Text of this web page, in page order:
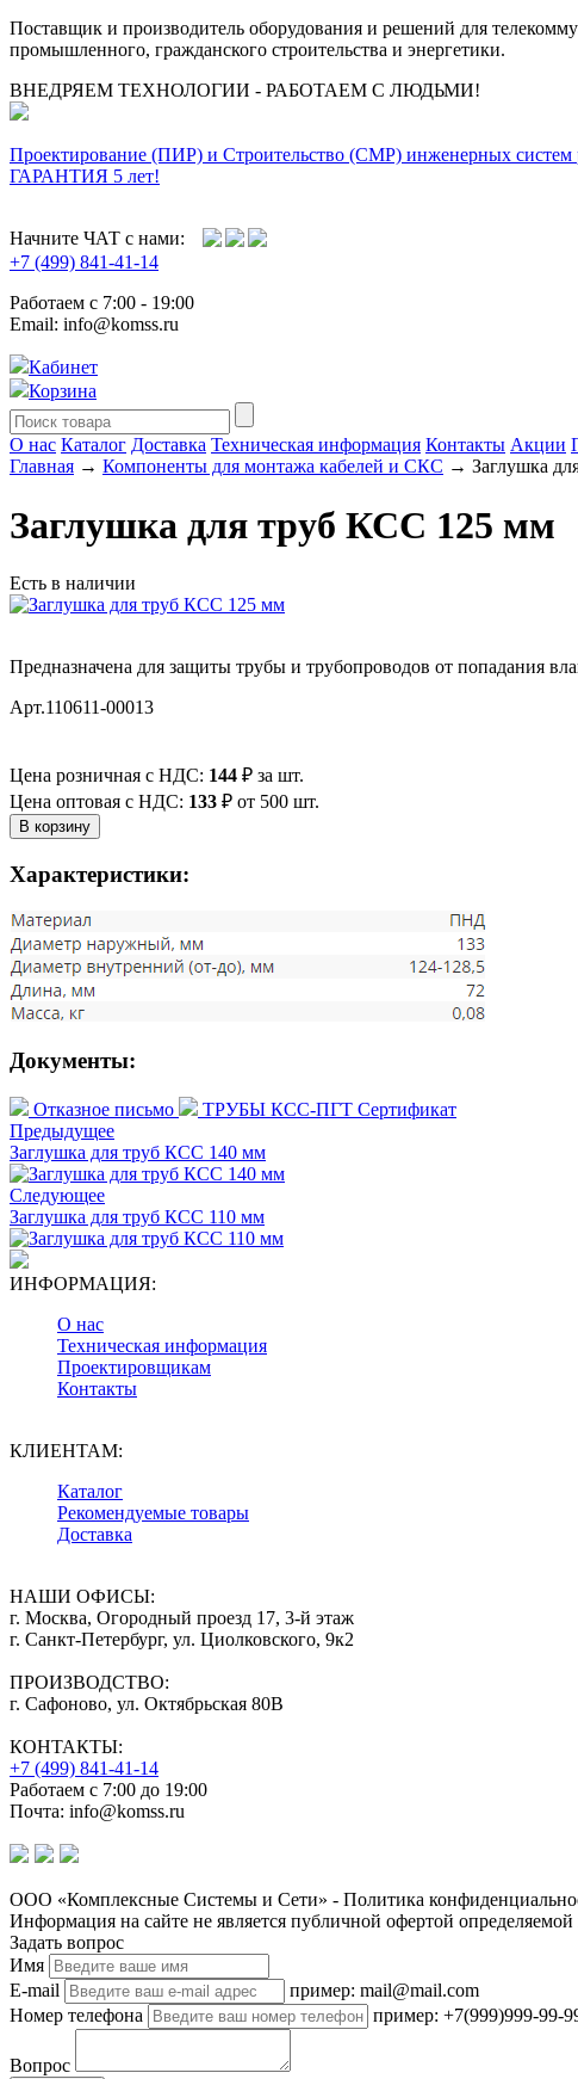
Поставщик и производитель оборудования и решений для
промышленного, гражданского строительства и энергетики.
ВНЕДРЯЕМ ТЕХНОЛОГИИ - РАБОТАЕМ С ЛЮДЬМИ!
Проектирование (ПИР) и Cтроительство (СМР) инженерных
ГАРАНТИЯ 5 лет!
Начните ЧАТ с нами:
+7 (499) 841-41-14
Работаем с 7:00 - 19:00
Email: info@komss.ru
Кабинет
Корзина
О нас Каталог Доставка Техническая информация Контакты Акции
Главная → Компоненты для монтажа кабелей и СКС → Заглушка
Заглушка для труб КСС 125 мм
Есть в наличии
Предназначена для защиты трубы и трубопроводов от попадания
Арт.110611-00013
Цена розничная с НДС: 144 ₽ за шт.
Цена оптовая с НДС: 133 ₽ от 500 шт.
Характеристики:
Документы:
Отказное письмо
ТРУБЫ КСС-ПГТ Сертификат
Предыдущее
Заглушка для труб КСС 140 мм
Следующее
Заглушка для труб КСС 110 мм
ИНФОРМАЦИЯ:
О нас
Техническая информация
Проектировщикам
Контакты
КЛИЕНТАМ:
Каталог
Рекомендуемые товары
Доставка
НАШИ ОФИСЫ:
г. Москва, Огородный проезд 17, 3-й этаж
г. Санкт-Петербург, ул. Циолковского, 9к2
ПРОИЗВОДСТВО:
г. Сафоново, ул. Октябрьская 80В
КОНТАКТЫ:
+7 (499) 841-41-14
Работаем с 7:00 до 19:00
Почта: info@komss.ru
ООО «Комплексные Системы и Сети» - Политика
Информация на сайте не является публичной офертой
Задать вопрос
Имя
E-mail
пример: mail@mail.com
Номер телефона
пример: +7(999)999-99-
Вопрос